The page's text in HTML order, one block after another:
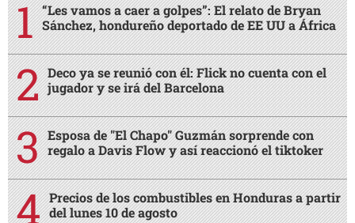
“Les vamos a caer a golpes”: El relato de Bryan
Sánchez, hondureño deportado de EE UU a África
Deco ya se reunió con él: Flick no cuenta con el
jugador y se irá del Barcelona
Esposa de "El Chapo" Guzmán sorprende con
regalo a Davis Flow y así reaccionó el tiktoker
Precios de los combustibles en Honduras a partir
del lunes 10 de agosto